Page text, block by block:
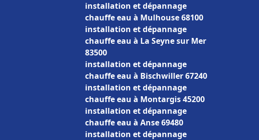
installation et dépannage
chauffe eau à Mulhouse 68100
installation et dépannage
chauffe eau à La Seyne sur Mer
83500
installation et dépannage
chauffe eau à Bischwiller 67240
installation et dépannage
chauffe eau à Montargis 45200
installation et dépannage
chauffe eau à Anse 69480
installation et dépannage